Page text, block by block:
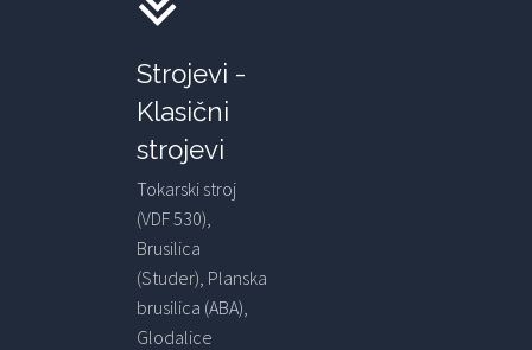
Strojevi -
Klasični
strojevi
Tokarski stroj
(VDF 530),
Brusilica
(Studer), Planska
brusilica (ABA),
Glodalice